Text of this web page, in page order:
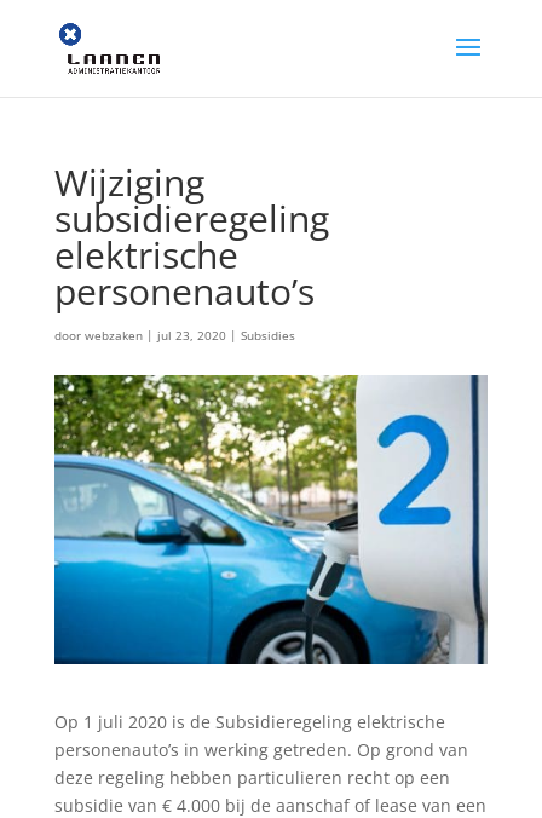
Wijziging
subsidieregeling
elektrische
personenauto’s
door webzaken| jul 23, 2020| Subsidies
Op 1 juli 2020 is de Subsidieregeling elektrische
personenauto’s in werking getreden. Op grond van
deze regeling hebben particulieren recht op een
subsidie van € 4.000 bij de aanschaf of lease van een